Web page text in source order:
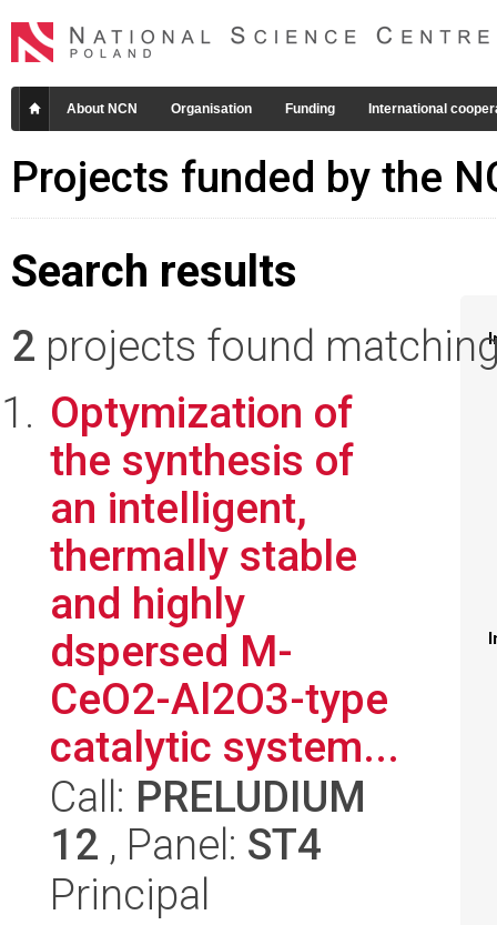
About NCN Organisation Funding International
Projects funded by the
Search results
2 projects found
Optymization of
the synthesis of
an intelligent,
thermally stable
and highly
dspersed M-
CeO2-Al2O3-type
catalytic system...
Call: PRELUDIUM
12 , Panel: ST4
Principal